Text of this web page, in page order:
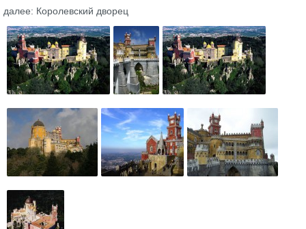
далее: Королевский дворец